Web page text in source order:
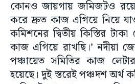
কোনও জায়গায় জমিজটও
করে দ্রুত কাজ এগিয়ে নিয়ে
কমিশনের দ্বিতীয় কিস্তির
কাজ এগিয়ে রাখছি।’ নদীয়া
পঞ্চায়েত সমিতির কাজ
হয়েছে। দুই স্তরেই পঞ্চদশ অর্থ